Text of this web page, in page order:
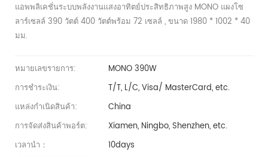
แอพพลิเคชั่นระบบพลังงานแสงอาทิตย์ประสิทธิภาพสูง MONO แผงโซ
ลาร์เซลล์ 390 วัตต์ 400 วัตต์พร้อม 72 เซลล์ , ขนาด 1980 * 1002 * 40
มม.
หมายเลขรายการ:
MONO 390W
การชำระเงิน:
T/T, L/C, Visa/ MasterCard, etc.
แหล่งกำเนิดสินค้า:
China
การจัดส่งสินค้าพอร์ต:
Xiamen, Ningbo, Shenzhen, etc.
เวลานำ：
10days